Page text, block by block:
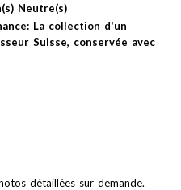
Neutre(s)
La collection d'un
Suisse, conservée avec
détaillées sur demande.